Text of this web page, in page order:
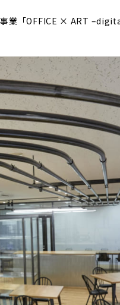
業「OFFICE × ART